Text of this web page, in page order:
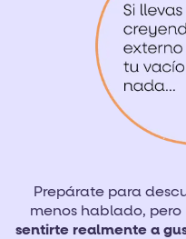
Prepárate para
menos hablado,
sentirte realmente a